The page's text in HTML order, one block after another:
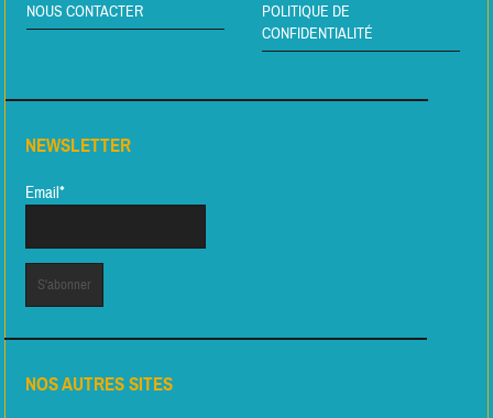
NOUS CONTACTER
POLITIQUE DE
CONFIDENTIALITÉ
NEWSLETTER
Email*
NOS AUTRES SITES